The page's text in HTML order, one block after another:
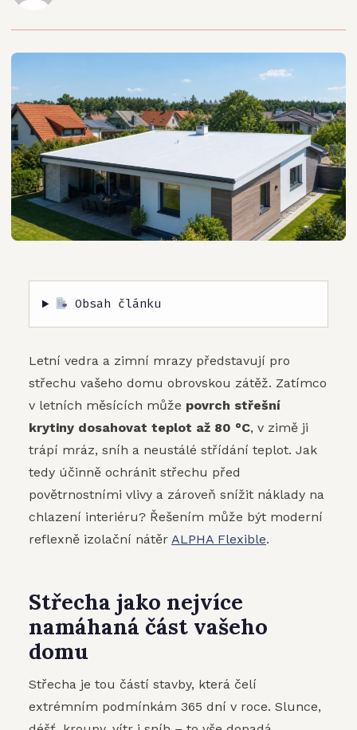
Obsah článku
Letní vedra a zimní mrazy představují pro
střechu vašeho domu obrovskou zátěž. Zatímco
v letních měsících může povrch střešní
krytiny dosahovat teplot až 80 °C, v zimě ji
trápí mráz, sníh a neustálé střídání teplot. Jak
tedy účinně ochránit střechu před
povětrnostními vlivy a zároveň snížit náklady na
chlazení interiéru? Řešením může být moderní
reflexně izolační nátěr ALPHA Flexible.
Střecha jako nejvíce
namáhaná část vašeho
domu
Střecha je tou částí stavby, která čelí
extrémním podmínkám 365 dní v roce. Slunce,